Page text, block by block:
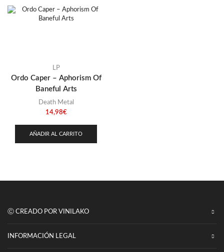
Otros (38)
Thrash Metal (108)
LP
Ordo Caper – Aphorism Of
Baneful Arts
Death Metal
14,98€
AÑADIR AL CARRITO
Ⓒ CREADO POR VINILAKO
INFORMACIÓN LEGAL